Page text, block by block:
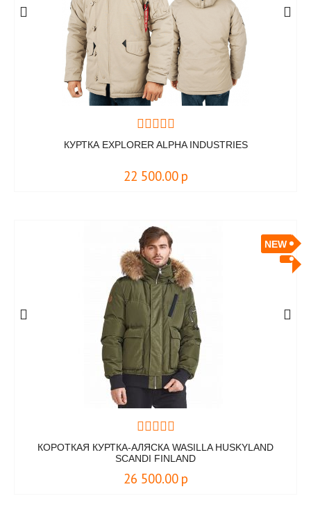
КУРТКА EXPLORER ALPHA INDUSTRIES
22 500.00 р
NEW
КОРОТКАЯ КУРТКА-АЛЯСКА WASILLA HUSKYLAND
SCANDI FINLAND
26 500.00 р